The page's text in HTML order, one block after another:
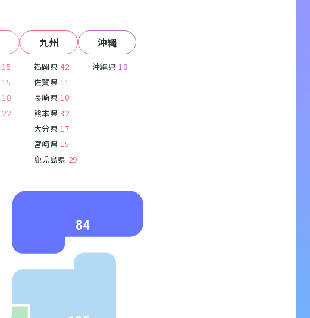
15
15
18
22
九州
福岡県 42
佐賀県 11
長崎県 10
熊本県 32
大分県 17
宮崎県 15
鹿児島県 29
沖縄
沖縄県 18
84